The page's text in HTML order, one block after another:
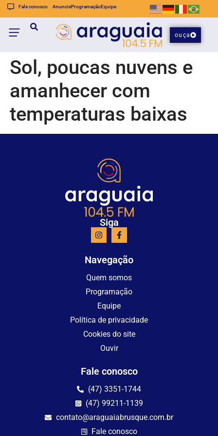
Fale conosco AnuncieProgramaçãoEquipe
ouça
Sol, poucas nuvens e
amanhecer com
temperaturas baixas
Siga
Navegação
Quem somos
Programação
Equipe
Política de privacidade
Cookies do site
Ouvir
Fale conosco
(47) 3351-1744
(47) 99211-1139
contato@araguaiabrusque.com.br
Fale conosco